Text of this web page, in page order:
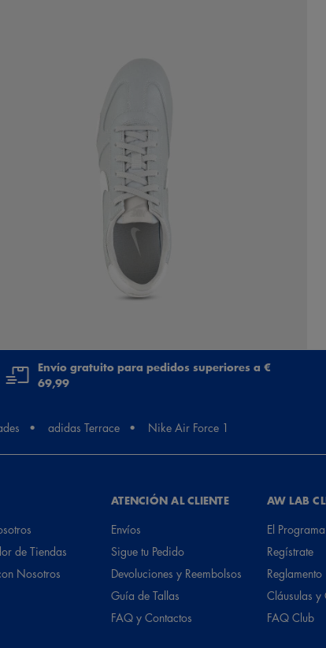
Envío gratuito para pedidos superiores a €
69,99
adidas Terrace Nike Air Force 1
de Tiendas
Nosotros
ATENCIÓN AL CLIENTE
Envíos
Sigue tu Pedido
Devoluciones y Reembolsos
Guía de Tallas
FAQ y Contactos
AW LAB
El Programa
Regístrate
Reglamento
Cláusulas y
FAQ Club